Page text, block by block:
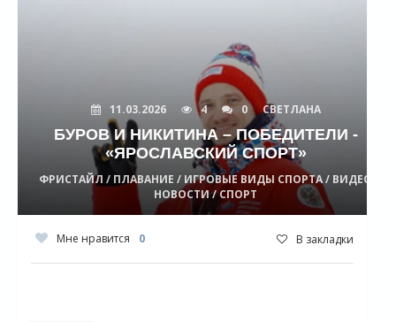
11.03.2026 4 0 СВЕТЛАНА
БУРОВ И НИКИТИНА – ПОБЕДИТЕЛИ -
«ЯРОСЛАВСКИЙ СПОРТ»
ФРИСТАЙЛ / ПЛАВАНИЕ / ИГРОВЫЕ ВИДЫ СПОРТА / ВИДЕО
НОВОСТИ / СПОРТ
Мне нравится 0 В закладки